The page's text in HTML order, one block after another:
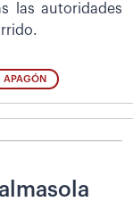
las autoridades
APAGÓN